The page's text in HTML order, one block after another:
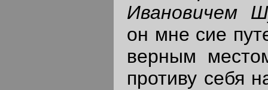
Ивановичем
он мне сие
верным
противу себя